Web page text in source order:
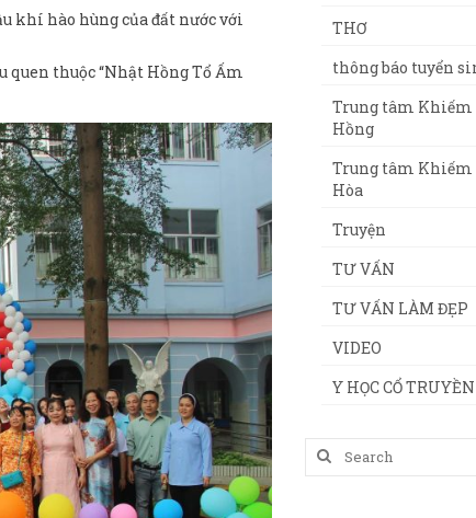
khí hào hùng của đất nước với
thuộc “Nhật Hồng Tổ Ấm
THƠ
thông báo tuyển
Trung tâm
Hồng
Trung tâm
Hòa
Truyện
TƯ VẤN
TƯ VẤN LÀM ĐẸP
VIDEO
Y HỌC CỔ TRUYỀN
Search
for: